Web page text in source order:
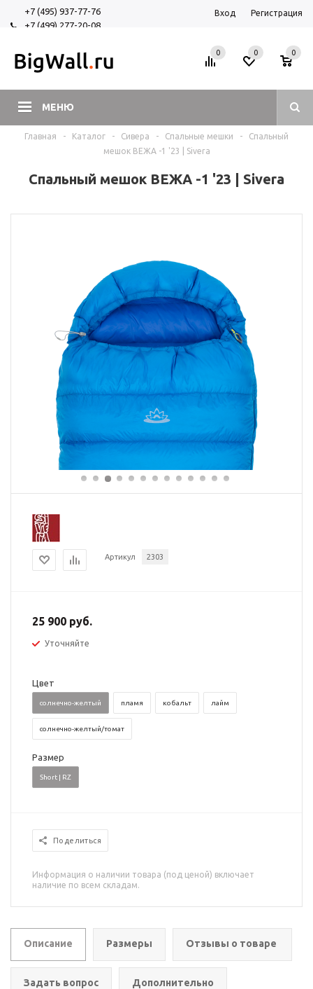
+7 (495) 937-77-76
+7 (499) 277-20-08
Вход Регистрация
МЕНЮ
0 0
0
Главная - Каталог - Сивера - Спальные мешки -
Спальный
мешок ВЕЖА -1 '23 | Sivera
Спальный мешок ВЕЖА -1 '23 | Sivera
Артикул 2303
25 900 руб.
Уточняйте
Цвет
солнечно-желтый пламя кобальт лайм
солнечно-желтый/томат
Размер
Short | RZ
Поделиться
Информация о наличии товара (под ценой) включает
наличие по всем складам.
Описание Размеры Отзывы о товаре
Задать вопрос Дополнительно